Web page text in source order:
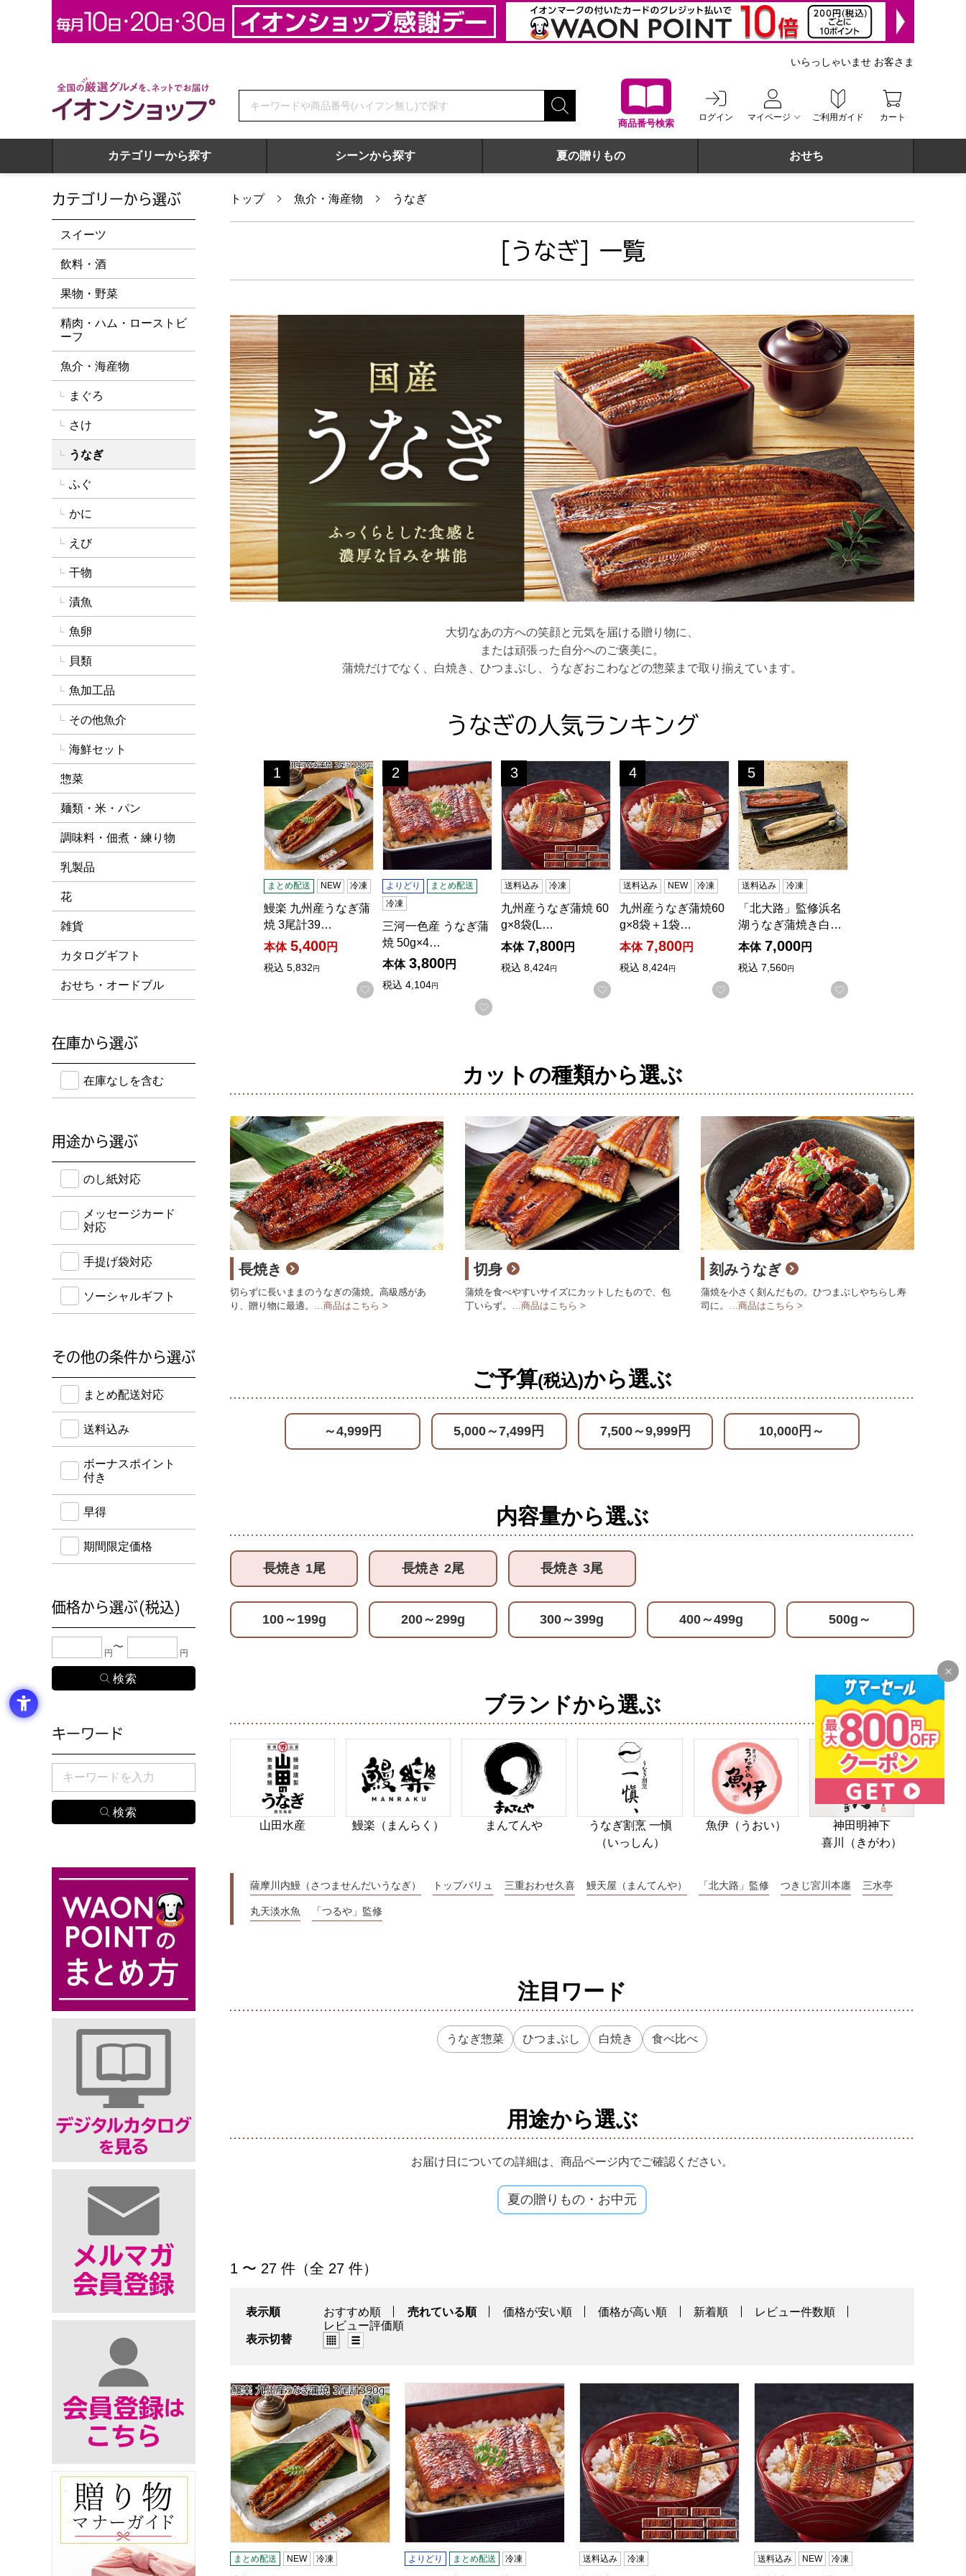
全国の厳選グルメを、ネットでお届け イオンショップ
商品番号検索
ログイン マイページ ご利用ガイド カート
いらっしゃいませ お客さま
カテゴリーから探す シーンから探す 夏の贈りもの おせち
トップ 魚介・海産物 うなぎ
[うなぎ] 一覧
大切なあの方への笑顔と元気を届ける贈り物に、
または頑張った自分へのご褒美に。
蒲焼だけでなく、白焼き、ひつまぶし、うなぎおこわなどの惣菜まで取り揃えています。
うなぎの人気ランキング
鰻楽 九州産うなぎ蒲焼 3尾計390g【限定100点】【サマーセール】
1
位
まとめ配送 NEW 冷凍
鰻楽 九州産うなぎ蒲
焼 3尾計39…
本体 5,400円
税込 5,832円
お気に入りに登録する
三河一色産 うなぎ蒲焼 50g×4(L7458)【サクワ】
2
位
よりどり
まとめ配送
冷凍
三河一色産 うなぎ蒲
焼 50g×4…
本体 3,800円
税込 4,104円
お気に入りに登録する
九州産うなぎ蒲焼 60g×8袋(L7500)【サクワ】【直送】
3
位
送料込み 冷凍
九州産うなぎ蒲焼 60
g×8袋(L…
本体 7,800円
税込 8,424円
お気に入りに登録する
九州産うなぎ蒲焼60g×8袋＋1袋増量(L7723)【サマーセール】【
4
位
送料込み NEW 冷凍
九州産うなぎ蒲焼60
g×8袋＋1袋…
本体 7,800円
税込 8,424円
お気に入りに登録する
「北大路」監修浜名湖うなぎ蒲焼き白焼き
5
位
送料込み 冷凍
「北大路」監修浜名
湖うなぎ蒲焼き白…
本体 7,000円
税込 7,560円
お気に入りに登録する
カットの種類から選ぶ
長焼き
切らずに長いままのうなぎの蒲焼。高級感があ
り、贈り物に最適。
…商品はこちら >
切身
蒲焼を食べやすいサイズにカットしたもので、包
丁いらず。
…商品はこちら >
刻みうなぎ
蒲焼を小さく刻んだもの。ひつまぶしやちらし寿
司に。
…商品はこちら >
ご予算(税込)から選ぶ
～4,999円 5,000～7,499円 7,500～9,999円 10,000円～
内容量から選ぶ
長焼き 1尾 長焼き 2尾 長焼き 3尾
100～199g 200～299g 300～399g 400～499g 500g～
ブランドから選ぶ
山田水産 鰻楽（まんらく） まんてんや
うなぎ割烹 一愼
（いっしん）
魚伊（うおい）
神田明神下
喜川（きがわ）
薩摩川内鰻（さつませんだいうなぎ） トップバリュ 三重おわせ久喜 鰻天屋（まんてんや） 「北大路」監修 つきじ宮川本廛 三水亭
丸天淡水魚 「つるや」監修
注目ワード
うなぎ惣菜 ひつまぶし 白焼き 食べ比べ
用途から選ぶ
お届け日についての詳細は、 商品ページ内でご確認ください。
夏の贈りもの ・ お中元
「うなぎ」の商品一覧
1 〜 27 件（全 27 件）
表示順 おすすめ順 売れている順 価格が安い順 価格が高い順 新着順
レビュー件数順
レビュー評価順
表示切替
グリッド表示（タイル表示）
鰻楽 九州産うなぎ蒲焼 3尾計390g【限定100点】【サマーセール】
まとめ配送 NEW 冷凍
三河一色産 うなぎ蒲焼 50g×4(L7458)【サクワ】
よりどり まとめ配送 冷凍 送料込み 冷凍 送料込み NEW 冷凍
カテゴリーから選ぶ
スイーツ
飲料・酒
果物・野菜
精肉・ハム・ローストビ
ーフ
魚介・海産物
まぐろ
さけ
うなぎ
ふぐ
かに
えび
干物
漬魚
魚卵
貝類
魚加工品
その他魚介
海鮮セット
惣菜
麺類・米・パン
調味料・佃煮・練り物
乳製品
花
雑貨
カタログギフト
おせち・オードブル
在庫から選ぶ
在庫のない商品を含めて検索することができます。
在庫なしを含む
用途から選ぶ
のし紙・メッセージカード・手提げ袋に対応している商品から絞りこむことができます。
のし紙対応
メッセージカード
対応
手提げ袋対応
ソーシャルギフト
その他の条件から選ぶ
送料込み・ボーナスポイント付き・早得・期間限定商品から絞り込むことができます。
まとめ配送対応
送料込み
ボーナスポイント
付き
早得
期間限定価格
価格から選ぶ(税込)
下限金額・上限金額のどちらか１つまたは両方に、検索したい金額を入力してください。
円 円
キーワード
検索したい商品のキーワードを入力してください。